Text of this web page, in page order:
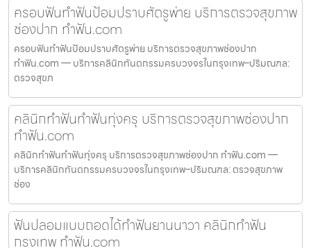
ครอบฟันทำฟันป้อมปราบศัตรูพ่าย บริการตรวจสุขภาพ
ช่องปาก ทำฟัน.com
ครอบฟันทำฟันป้อมปราบศัตรูพ่าย บริการตรวจสุขภาพช่องปาก
ทำฟัน.com — บริการคลินิกทันตกรรมครบวงจรในกรุงเทพ–ปริมณฑล:
ตรวจสุขภ
คลินิกทำฟันทำฟันทุ่งครุ บริการตรวจสุขภาพช่องปาก
ทำฟัน.com
คลินิกทำฟันทำฟันทุ่งครุ บริการตรวจสุขภาพช่องปาก ทำฟัน.com —
บริการคลินิกทันตกรรมครบวงจรในกรุงเทพ–ปริมณฑล: ตรวจสุขภาพ
ช่อง
ฟันปลอมแบบถอดได้ทำฟันยานนาวา คลินิกทำฟัน
กรุงเทพ ทำฟัน.com